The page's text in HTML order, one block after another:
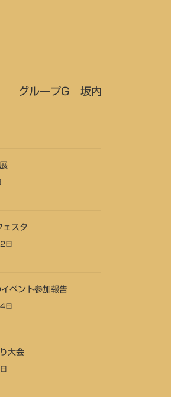
グループG 坂内
ェスタ
日
ベント参加報告
日
大会